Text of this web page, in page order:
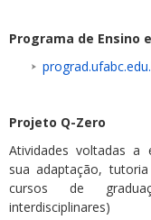
Programa de Ensino
Projeto Q-Zero
Atividades voltadas a
sua adaptação,
cursos de
interdisciplinares)